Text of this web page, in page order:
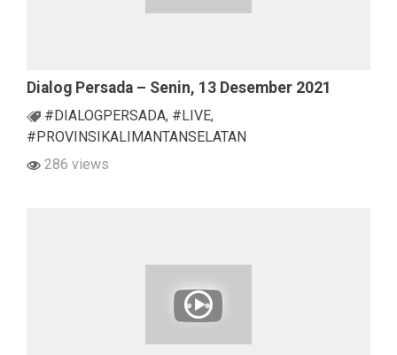
Dialog Persada – Senin, 13 Desember 2021
#DIALOGPERSADA, #LIVE,
#PROVINSIKALIMANTANSELATAN
286 views